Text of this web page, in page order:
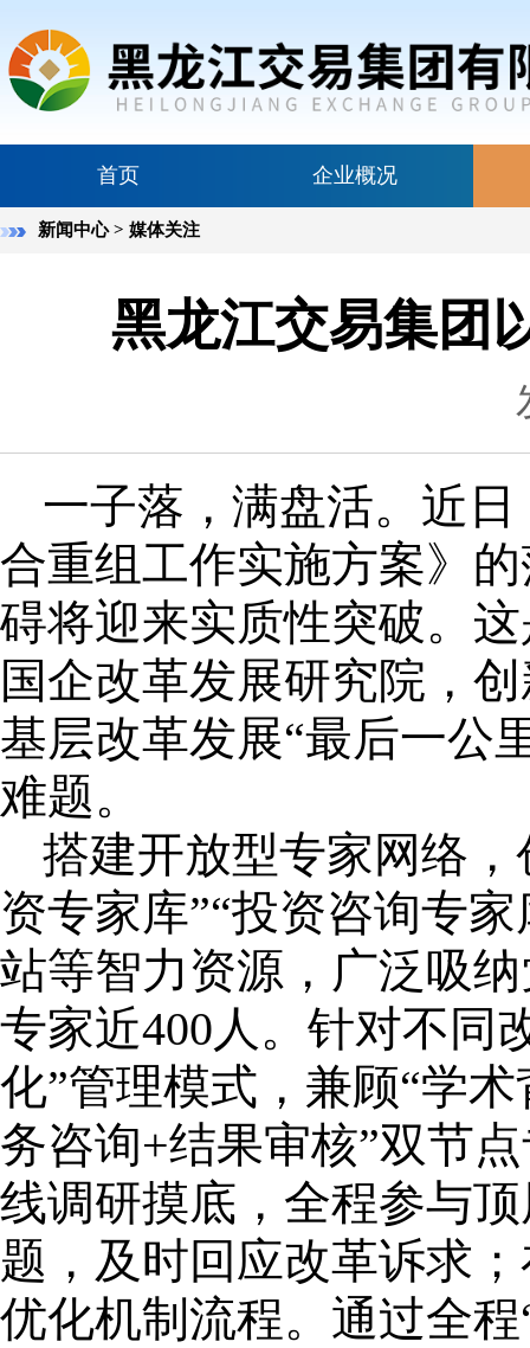
首页 企业概况
新闻中心> 媒体关注
黑龙江交易集团
一子落，满盘活。近
合重组工作实施方案》
碍将迎来实质性突破。
国企改革发展研究院，
基层改革发展“最后一公
难题。
搭建开放型专家网络
资专家库”“投资咨询专
站等智力资源，广泛吸
专家近400人。针对不同
化”管理模式，兼顾“学
务咨询+结果审核”双节
线调研摸底，全程参与
题，及时回应改革诉求
优化机制流程。通过全